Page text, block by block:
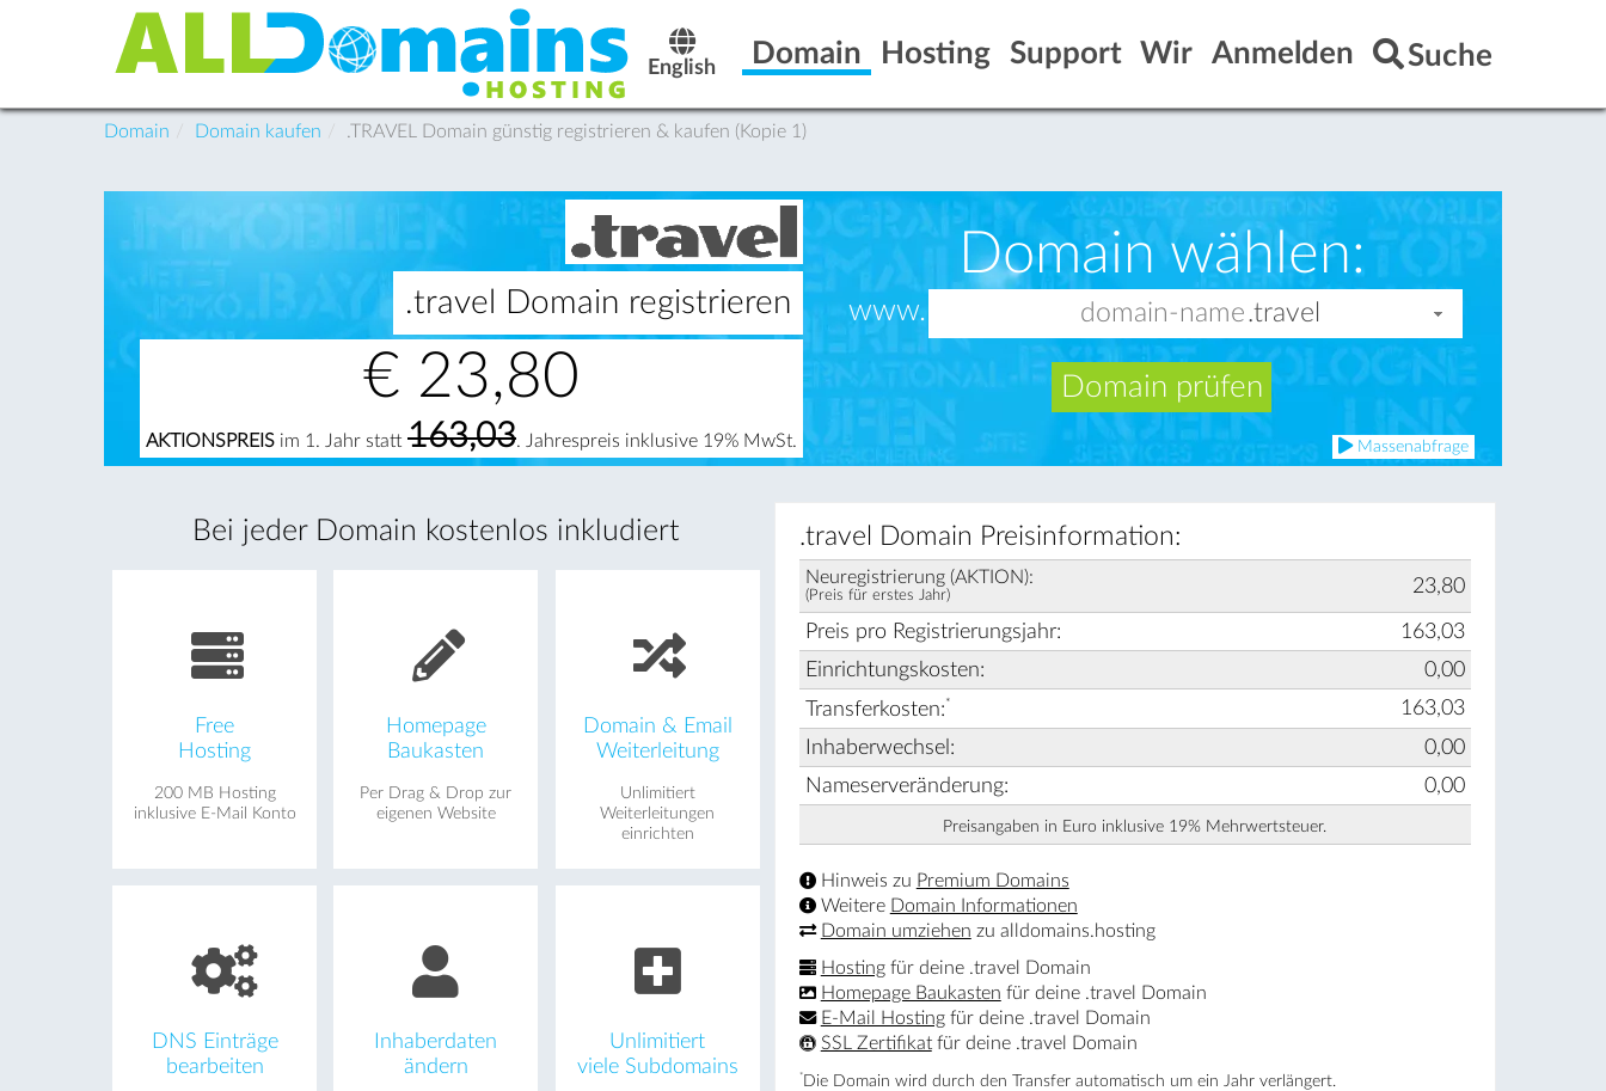
English Domain Hosting Support Wir Anmelden Suche
Domain Domain kaufen .TRAVEL Domain günstig registrieren & kaufen (Kopie 1)
.travel Domain registrieren
€ 23,80
AKTIONSPREIS im 1. Jahr statt 163,03. Jahrespreis inklusive 19% MwSt.
Domain wählen:
www.
Domain prüfen
Massenabfrage
Bei jeder Domain kostenlos inkludiert
Free
Hosting
200 MB Hosting
inklusive E-Mail Konto
Homepage
Baukasten
Per Drag & Drop zur
eigenen Website
Domain & Email
Weiterleitung
Unlimitiert
Weiterleitungen
einrichten
DNS Einträge
bearbeiten
Inhaberdaten
ändern
Unlimitiert
viele Subdomains
.travel Domain Preisinformation:
Neuregistrierung (AKTION):
(Preis für erstes Jahr) 23,80
Preis pro Registrierungsjahr:
163,03
Einrichtungskosten:
0,00
Transferkosten:*
163,03
Inhaberwechsel:
0,00
Nameserveränderung:
0,00
Preisangaben in Euro inklusive 19% Mehrwertsteuer.
Hinweis zu Premium Domains
Weitere Domain Informationen
Domain umziehen zu alldomains.hosting
Hostingfür deine .travel Domain
Homepage Baukasten für deine .travel Domain
E-Mail Hostingfür deine .travel Domain
SSL Zertifikatfür deine .travel Domain
* Die Domain wird durch den Transfer automatisch um ein Jahr verlängert.